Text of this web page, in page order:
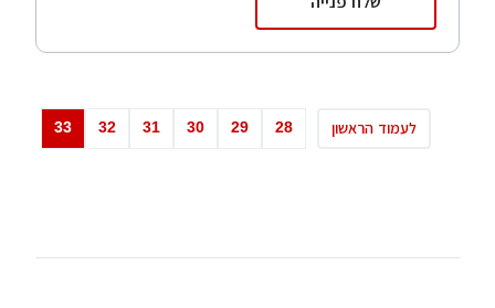
לעמוד הראשון 28
29
30
31
32
33